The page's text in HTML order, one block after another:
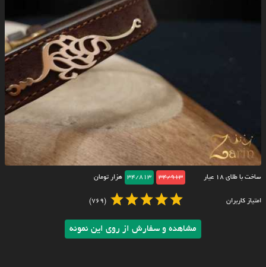
ساخت با طلای ۱۸ عیار 34/913
34/813 هزار تومان
امتیاز کاربران (769)
مشاهده و سفارش از روی این نمونه